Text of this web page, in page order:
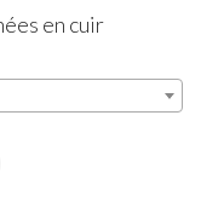
en cuir